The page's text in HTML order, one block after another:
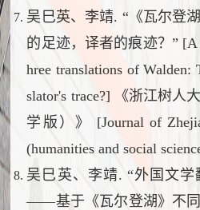
吴巳英、李靖. “《瓦尔登
的足迹，译者的痕迹？” [A
hree translations ofWalden:
slator's trace?] 《浙江树人
学版）》 [Journal of
(humanities and social
吴巳英、李靖. “外国文
——基于《瓦尔登湖》不